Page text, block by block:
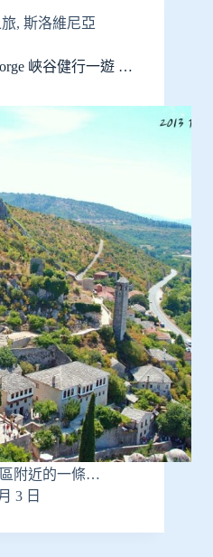
, 斯洛維尼亞
峽谷健行一遊 …
區附近的一條…
3 日